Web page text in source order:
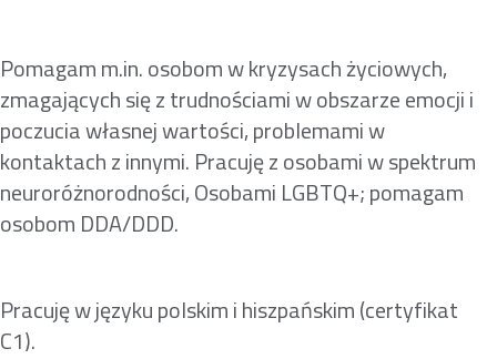
Pomagam m.in. osobom w kryzysach życiowych,
zmagających się z trudnościami w obszarze emocji i
poczucia własnej wartości, problemami w
kontaktach z innymi. Pracuję z osobami w spektrum
neuroróżnorodności, Osobami LGBTQ+; pomagam
osobom DDA/DDD.
Pracuję w języku polskim i hiszpańskim (certyfikat
C1).